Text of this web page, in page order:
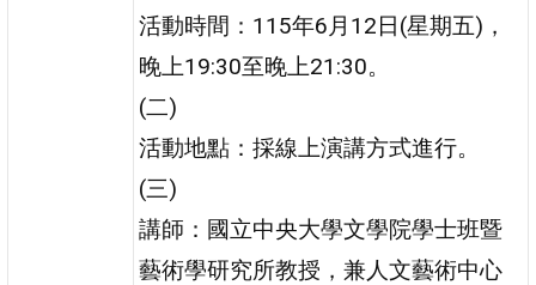
活動時間：115年6月12日(星期五)，
晚上19:30至晚上21:30。
(二)
活動地點：採線上演講方式進行。
(三)
講師：國立中央大學文學院學士班暨
藝術學研究所教授，兼人文藝術中心